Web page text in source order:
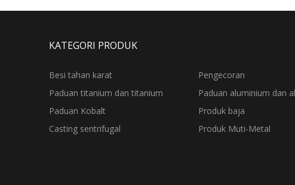
KATEGORI PRODUK
Besi tahan karat
Paduan titanium dan titanium
Paduan Kobalt
Casting sentrifugal
Pengecoran
Paduan aluminium dan
Produk baja
Produk Muti-Metal